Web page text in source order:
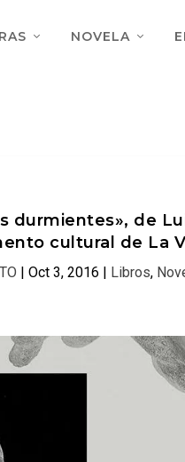
NOVELA
durmientes», de
cultural de La
| Oct 3, 2016 | Libros,